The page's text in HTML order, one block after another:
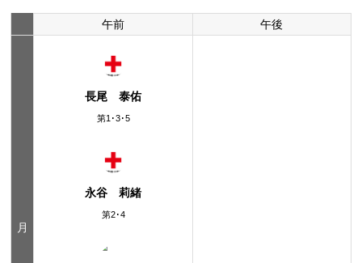
月
午前
長尾 泰佑
第1･3･5
永谷 莉緒
第2･4
午後